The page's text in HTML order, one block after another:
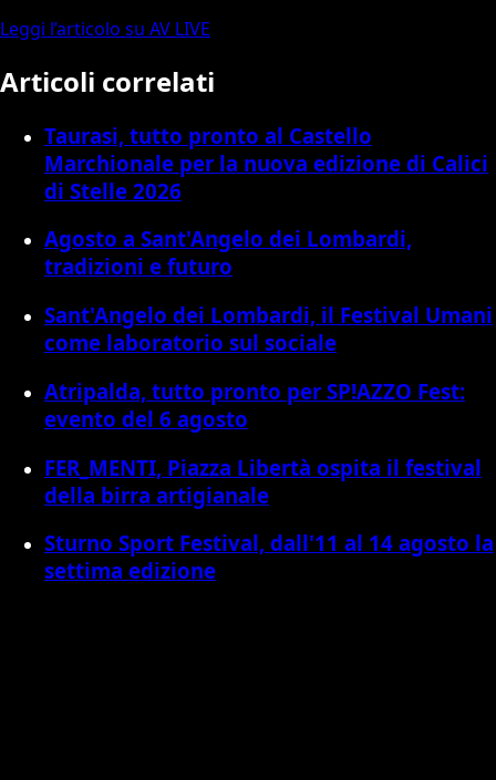
Leggi l’articolo su AV LIVE
Articoli correlati
Taurasi, tutto pronto al Castello
Marchionale per la nuova edizione di Calici
di Stelle 2026
Agosto a Sant'Angelo dei Lombardi,
tradizioni e futuro
Sant'Angelo dei Lombardi, il Festival Umani
come laboratorio sul sociale
Atripalda, tutto pronto per SP!AZZO Fest:
evento del 6 agosto
FER_MENTI, Piazza Libertà ospita il festival
della birra artigianale
Sturno Sport Festival, dall'11 al 14 agosto la
settima edizione